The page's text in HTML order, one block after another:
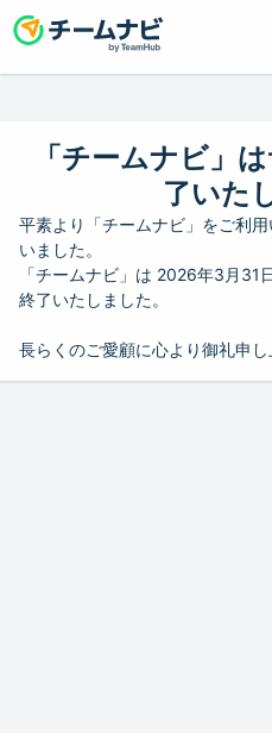
「チームナビ」
了いた
平素より「チームナビ」をご利
いました。
「チームナビ」は 2026年3月31
終了いたしました。
長らくのご愛顧に心より御礼申し